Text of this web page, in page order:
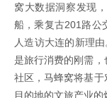
窝大数据洞察发现
船，乘复古201路公
人造访大连的新理
是旅行消费的刚需
社区，马蜂窝将基
目的地的文旅产业的